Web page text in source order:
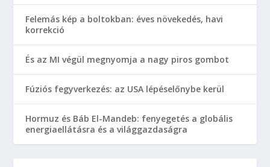
Felemás kép a boltokban: éves növekedés, havi
korrekció
És az MI végül megnyomja a nagy piros gombot
Fúziós fegyverkezés: az USA lépéselőnybe kerül
Hormuz és Báb El-Mandeb: fenyegetés a globális
energiaellátásra és a világgazdaságra